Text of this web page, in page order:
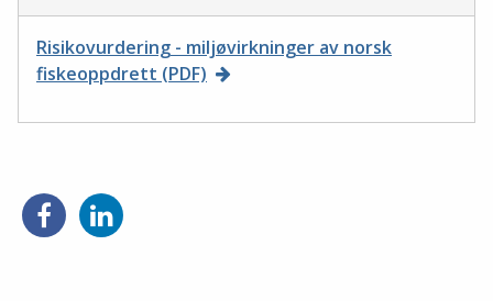
Risikovurdering - miljøvirkninger av norsk
fiskeoppdrett (PDF)